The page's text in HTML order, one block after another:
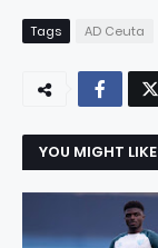
Tags AD Ceuta
YOU MIGHT LIKE